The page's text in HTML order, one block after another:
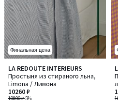
Финальная цена
LA REDOUTE INTERIEURS
Простыня из стираного льна,
Limona / Лимона
10800 ₽-5%
10260 ₽
4,5
/ 5